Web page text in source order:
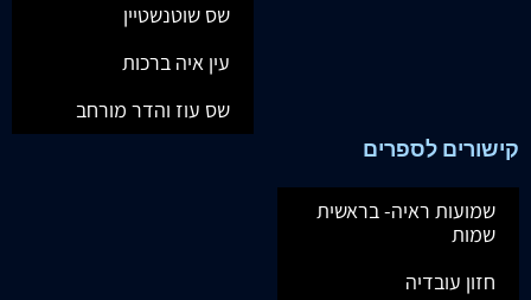
שס שוטנשטיין
עין איה ברכות
שס עוז והדר מורחב
קישורים לספרים
שמועות ראיה- בראשית
שמות
חזון עובדיה